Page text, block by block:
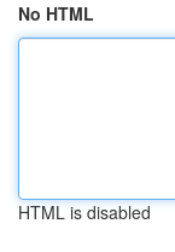
No HTML
HTML is disabled